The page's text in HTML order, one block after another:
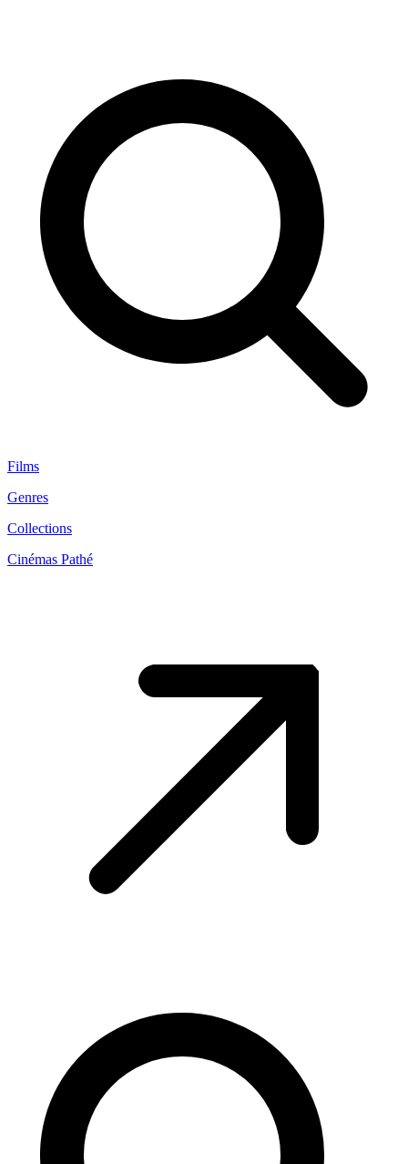
Films
Genres
Collections
Cinémas Pathé